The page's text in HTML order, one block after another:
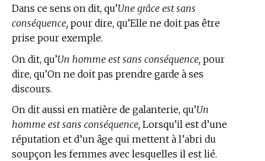
Dans ce sens on dit, qu’Une grâce est sans
conséquence, pour dire, qu’Elle ne doit pas être
prise pour exemple.
On dit, qu’Un homme est sans conséquence, pour
dire, qu’On ne doit pas prendre garde à ses
discours.
On dit aussi en matière de galanterie, qu’Un
homme est sans conséquence, Lorsqu’il est d’une
réputation et d’un âge qui mettent à l’abri du
soupçon les femmes avec lesquelles il est lié.